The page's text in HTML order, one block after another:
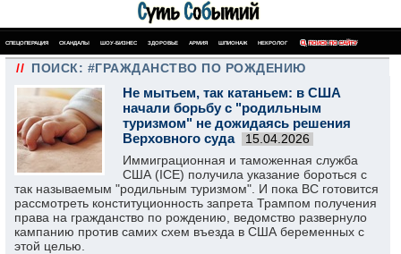
СПЕЦОПЕРАЦИЯ СКАНДАЛЫ ШОУ-БИЗНЕС ЗДОРОВЬЕ АРМИЯ ШПИОНАЖ НЕКРОЛОГ ПОИСК ПО САЙТУ
// ПОИСК: #ГРАЖДАНСТВО ПО РОЖДЕНИЮ
Не мытьем, так катаньем: в США
начали борьбу с "родильным
туризмом" не дожидаясь решения
Верховного суда
15.04.2026
Иммиграционная и таможенная служба
США (ICE) получила указание бороться с
так называемым "родильным туризмом". И пока ВС готовится
рассмотреть конституционность запрета Трампом получения
права на гражданство по рождению, ведомство развернуло
кампанию против самих схем въезда в США беременных с
этой целью.